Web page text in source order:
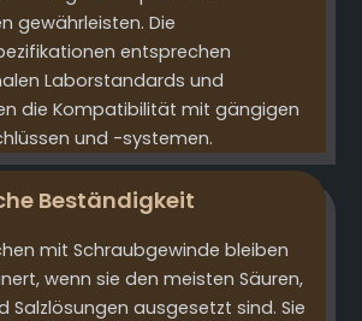
gewährleisten. Die
entsprechen
Laborstandards und
die Kompatibilität mit gängigen
und -systemen.
Beständigkeit
mit Schraubgewinde bleiben
wenn sie den meisten Säuren,
Salzlösungen ausgesetzt sind. Sie